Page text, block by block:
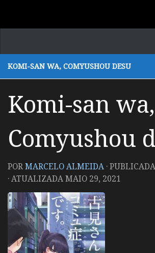
KOMI-SAN WA, COMYUSHOU DESU
Komi-san wa,
Comyushou
PORMARCELO ALMEIDA ·
· ATUALIZADAMAIO 29, 2021